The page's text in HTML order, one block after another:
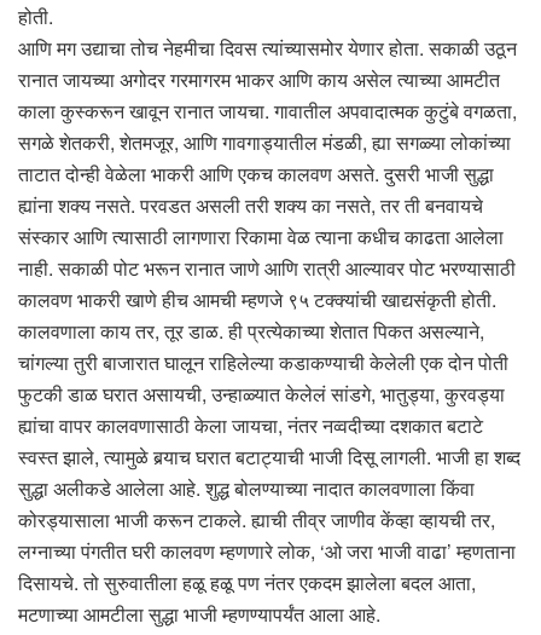
होती.
आणि मग उद्याचा तोच नेहमीचा दिवस त्यांच्यासमोर येणार होता. सकाळी उठून
रानात जायच्या अगोदर गरमागरम भाकर आणि काय असेल त्याच्या आमटीत
काला कुस्करून खावून रानात जायचा. गावातील अपवादात्मक कुटुंबे वगळता,
सगळे शेतकरी, शेतमजूर, आणि गावगाड्यातील मंडळी, ह्या सगळ्या लोकांच्या
ताटात दोन्ही वेळेला भाकरी आणि एकच कालवण असते. दुसरी भाजी सुद्धा
ह्यांना शक्य नसते. परवडत असली तरी शक्य का नसते, तर ती बनवायचे
संस्कार आणि त्यासाठी लागणारा रिकामा वेळ त्याना कधीच काढता आलेला
नाही. सकाळी पोट भरून रानात जाणे आणि रात्री आल्यावर पोट भरण्यासाठी
कालवण भाकरी खाणे हीच आमची म्हणजे ९५ टक्क्यांची खाद्यसंकृती होती.
कालवणाला काय तर, तूर डाळ. ही प्रत्येकाच्या शेतात पिकत असल्याने,
चांगल्या तुरी बाजारात घालून राहिलेल्या कडाकण्याची केलेली एक दोन पोती
फुटकी डाळ घरात असायची, उन्हाळ्यात केलेलं सांडगे, भातुड्या, कुरवड्या
ह्यांचा वापर कालवणासाठी केला जायचा, नंतर नव्वदीच्या दशकात बटाटे
स्वस्त झाले, त्यामुळे बर्‍याच घरात बटाट्याची भाजी दिसू लागली. भाजी हा शब्द
सुद्धा अलीकडे आलेला आहे. शुद्ध बोलण्याच्या नादात कालवणाला किंवा
कोरड्यासाला भाजी करून टाकले. ह्याची तीव्र जाणीव केंव्हा व्हायची तर,
लग्नाच्या पंगतीत घरी कालवण म्हणणारे लोक, ‘ओ जरा भाजी वाढा’ म्हणताना
दिसायचे. तो सुरुवातीला हळू हळू पण नंतर एकदम झालेला बदल आता,
मटणाच्या आमटीला सुद्धा भाजी म्हणण्यापर्यंत आला आहे.